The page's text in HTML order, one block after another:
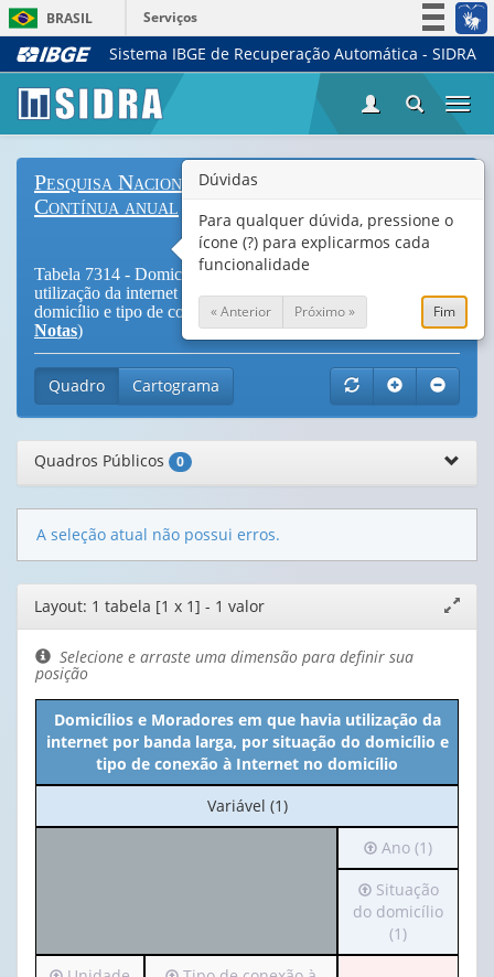
BRASIL
Serviços
Simplifique!
Acesso à informação
Sistema IBGE de Recuperação Automática - SIDRA
Pesquisa Nacional por Amostra de Domicílios
Contínua anual
Tabela 7314 - Domicílios e Moradores em que havia
utilização da internet por banda larga, por situação do
domicílio e tipo de conexão à Internet no domicílio (
Notas)
Quadro Cartograma
Quadros Públicos 0
A seleção atual não possui erros.
Editor
de
layout
janela
Layout: 1 tabela [1 x 1] - 1 valor
Selecione e arraste uma dimensão para definir sua
posição
Domicílios e Moradores em que havia utilização da
internet por banda larga, por situação do domicílio e
tipo de conexão à Internet no domicílio
No
cabeçalho:
Variável (1)
Irá
para
o
cabeçalho
(possui
apenas
Ano (1)
Irá
para
cabeçalho
Situação
do domicílio
(1)
Dúvidas
Para qualquer dúvida, pressione o
ícone (?) para explicarmos cada
funcionalidade
« Anterior Próximo » Fim